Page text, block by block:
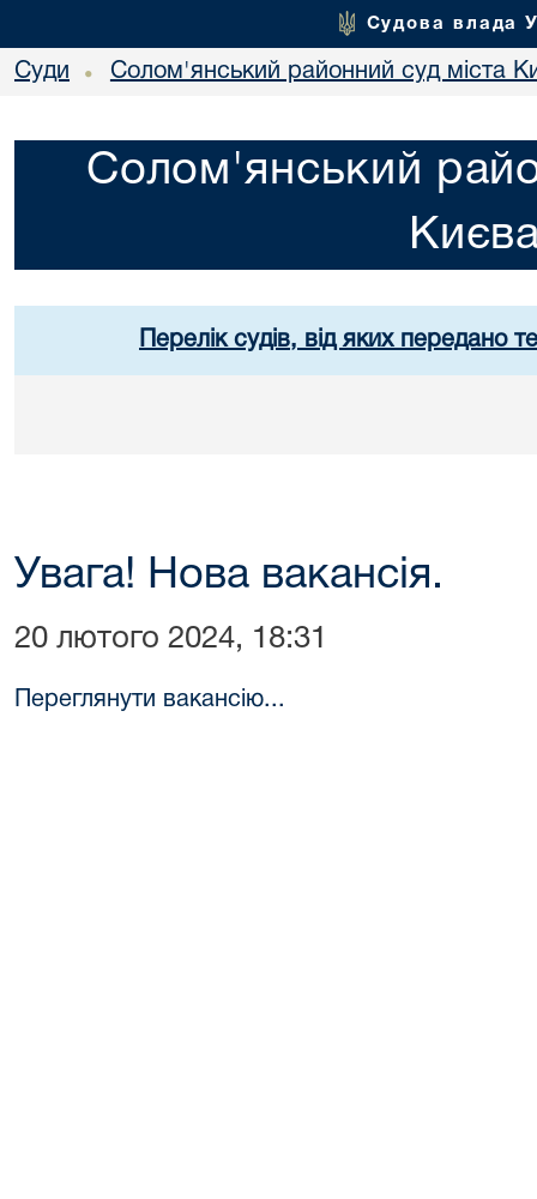
Судова влада
Суди • Солом'янський районний суд міста
Солом'янський
Перелік судів, від яких передано
Увага! Нова вакансія.
20 лютого 2024, 18:31
Переглянути вакансію...